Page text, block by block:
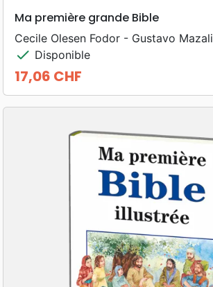
Ma première grande Bible
Cecile Olesen Fodor - Gustavo Mazali
check Disponible
Prix
17,06 CHF